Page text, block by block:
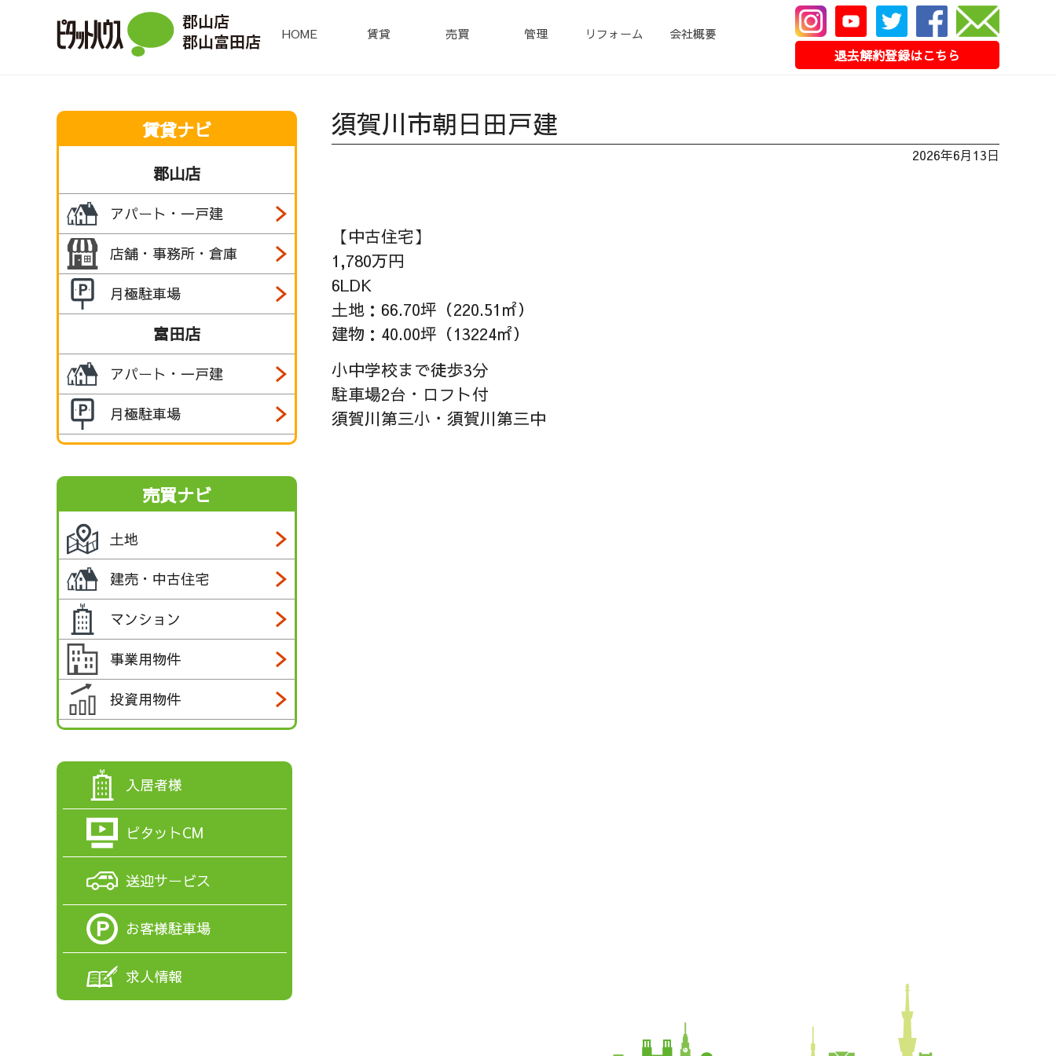
HOME 賃貸 売買 管理 リフォーム 会社概要
退去解約登録はこちら
賃貸ナビ
郡山店
アパート・一戸建
店舗・事務所・倉庫
月極駐車場
富田店
アパート・一戸建
月極駐車場
売買ナビ
土地
建売・中古住宅
マンション
事業用物件
投資用物件
入居者様
ピタットCM
送迎サービス
お客様駐車場
求人情報
須賀川市朝日田戸建
2026年6月13日
【中古住宅】
1,780万円
6LDK
土地：66.70坪（220.51㎡）
建物：40.00坪（13224㎡）
小中学校まで徒歩3分
駐車場2台・ロフト付
須賀川第三小・須賀川第三中